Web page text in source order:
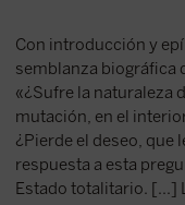
Con introducción y
semblanza biográfica
«¿Sufre la naturaleza
mutación, en el
¿Pierde el deseo, que
respuesta a esta
Estado totalitario. [...]